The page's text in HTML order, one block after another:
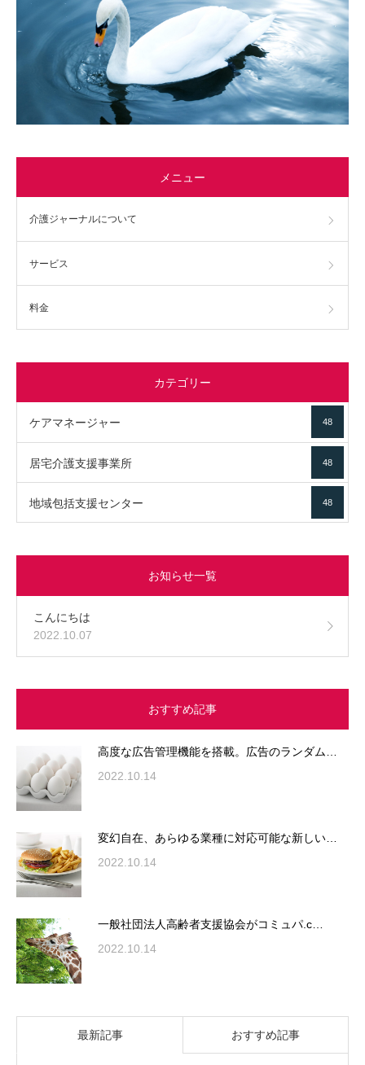
メニュー
介護ジャーナルについて
サービス
料金
カテゴリー
ケアマネージャー 48
居宅介護支援事業所 48
地域包括支援センター 48
お知らせ一覧
こんにちは
2022.10.07
おすすめ記事
高度な広告管理機能を搭載。広告のランダム…
2022.10.14
変幻自在、あらゆる業種に対応可能な新しい…
2022.10.14
一般社団法人高齢者支援協会がコミュパ.c…
2022.10.14
最新記事 おすすめ記事